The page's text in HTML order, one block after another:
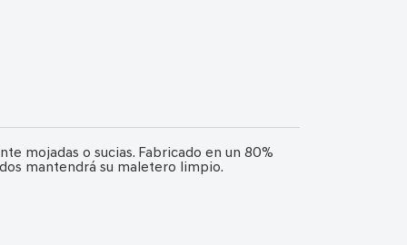
mojadas o sucias. Fabricado en un 80%
mantendrá su maletero limpio.